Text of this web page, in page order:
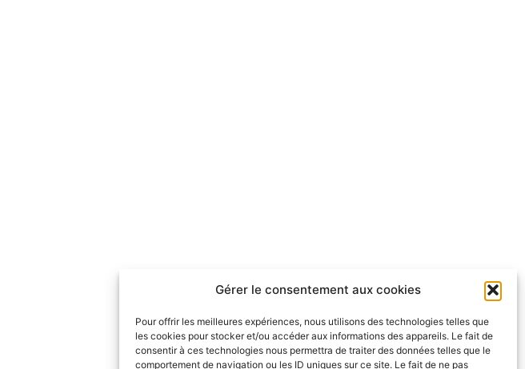
Gérer le consentement aux cookies
Pour offrir les meilleures expériences, nous utilisons des technologies telles que
les cookies pour stocker et/ou accéder aux informations des appareils. Le fait de
consentir à ces technologies nous permettra de traiter des données telles que le
comportement de navigation ou les ID uniques sur ce site. Le fait de ne pas